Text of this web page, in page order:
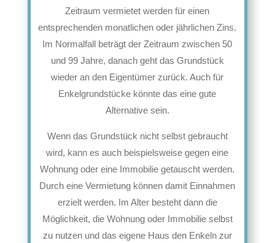
Zeitraum vermietet werden für einen
entsprechenden monatlichen oder jährlichen Zins.
Im Normalfall beträgt der Zeitraum zwischen 50
und 99 Jahre, danach geht das Grundstück
wieder an den Eigentümer zurück. Auch für
Enkelgrundstücke könnte das eine gute
Alternative sein.
Wenn das Grundstück nicht selbst gebraucht
wird, kann es auch beispielsweise gegen eine
Wohnung oder eine Immobilie getauscht werden.
Durch eine Vermietung können damit Einnahmen
erzielt werden. Im Alter besteht dann die
Möglichkeit, die Wohnung oder Immobilie selbst
zu nutzen und das eigene Haus den Enkeln zur